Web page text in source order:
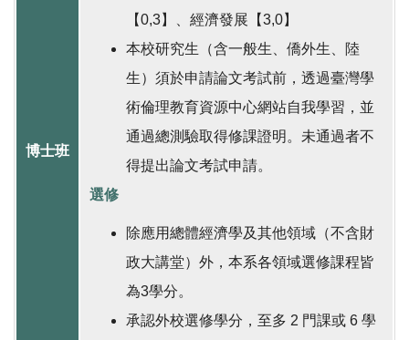
博士班
【0,3】、經濟發展【3,0】
本校研究生（含一般生、僑外生、陸
生）須於申請論文考試前，透過臺灣學
術倫理教育資源中心網站自我學習，並
通過總測驗取得修課證明。未通過者不
得提出論文考試申請。
選修
除應用總體經濟學及其他領域（不含財
政大講堂）外，本系各領域選修課程皆
為3學分。
承認外校選修學分，至多 2 門課或 6 學